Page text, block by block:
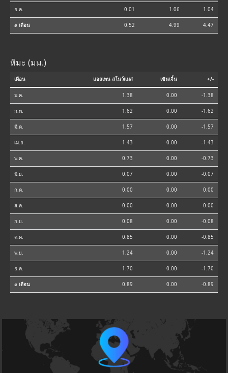
ธ.ค. 0.01 1.06 1.04
⌀ เดือน 0.52 4.99 4.47
หิมะ (มม.)
เดือน แอสเพน สโนว์แมส เซินเจิ้น +/-
ม.ค. 1.38 0.00 -1.38
ก.พ. 1.62 0.00 -1.62
มี.ค. 1.57 0.00 -1.57
เม.ย. 1.43 0.00 -1.43
พ.ค. 0.73 0.00 -0.73
มิ.ย. 0.07 0.00 -0.07
ก.ค. 0.00 0.00 0.00
ส.ค. 0.00 0.00 0.00
ก.ย. 0.08 0.00 -0.08
ต.ค. 0.85 0.00 -0.85
พ.ย. 1.24 0.00 -1.24
ธ.ค. 1.70 0.00 -1.70
⌀ เดือน 0.89 0.00 -0.89